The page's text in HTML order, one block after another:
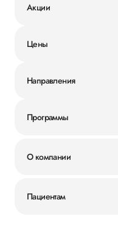
Акции
Цены
Направления
Программы
О компании
Пациентам